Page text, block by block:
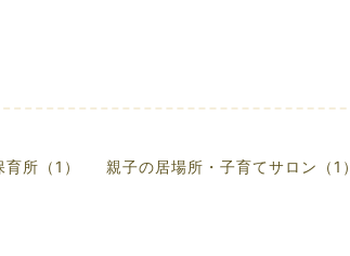
所（1） 親子の居場所・子育てサロン（1）